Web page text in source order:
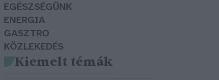
EGÉSZSÉGÜNK
ENERGIA
GASZTRO
KÖZLEKEDÉS
Kiemelt témák